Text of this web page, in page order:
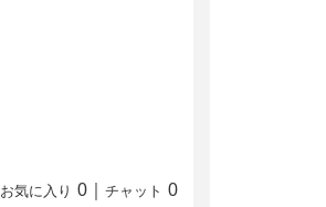
お気に入り 0 チャット 0